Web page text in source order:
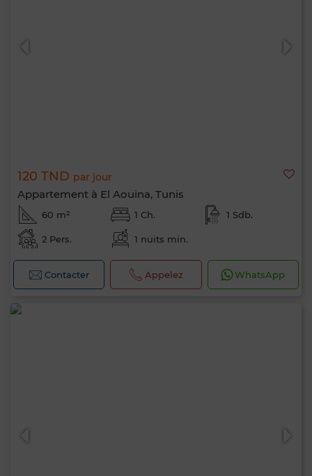
120 TND par jour
Appartement à El Aouina, Tunis
60 m² 1 Ch. 1 Sdb.
2 Pers. 1 nuits min.
Contacter Appelez WhatsApp